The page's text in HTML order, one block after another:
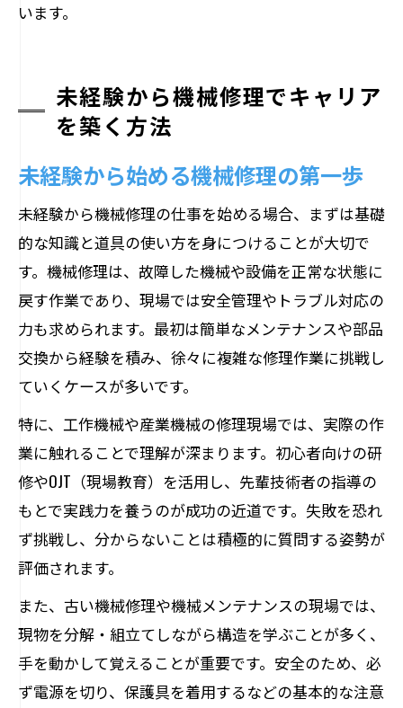
います。
未経験から機械修理でキャリア
を築く方法
未経験から始める機械修理の第一歩
未経験から機械修理の仕事を始める場合、まずは基礎
的な知識と道具の使い方を身につけることが大切で
す。機械修理は、故障した機械や設備を正常な状態に
戻す作業であり、現場では安全管理やトラブル対応の
力も求められます。最初は簡単なメンテナンスや部品
交換から経験を積み、徐々に複雑な修理作業に挑戦し
ていくケースが多いです。
特に、工作機械や産業機械の修理現場では、実際の作
業に触れることで理解が深まります。初心者向けの研
修やOJT（現場教育）を活用し、先輩技術者の指導の
もとで実践力を養うのが成功の近道です。失敗を恐れ
ず挑戦し、分からないことは積極的に質問する姿勢が
評価されます。
また、古い機械修理や機械メンテナンスの現場では、
現物を分解・組立てしながら構造を学ぶことが多く、
手を動かして覚えることが重要です。安全のため、必
ず電源を切り、保護具を着用するなどの基本的な注意